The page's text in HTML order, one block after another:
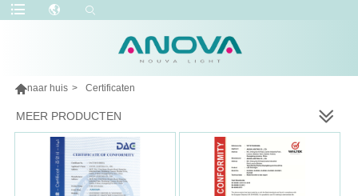
naar huis > Certificaten
MEER PRODUCTEN